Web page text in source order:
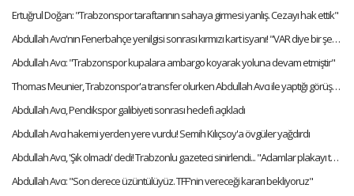
Ertuğrul Doğan: "Trabzonspor taraftarının sahaya girmesi yanlış. Cezayı hak ettik"
Abdullah Avcı'nın Fenerbahçe yenilgisi sonrası kırmızı kart isyanı! "VAR diye bir şey var artık"
Abdullah Avcı: "Trabzonspor kupalara ambargo koyarak yoluna devam etmiştir"
Thomas Meunier, Trabzonspor'a transfer olurken Abdullah Avcı ile yaptığı görüşmeyi anlattı:
Abdullah Avcı, Pendikspor galibiyeti sonrası hedefi açıkladı
Abdullah Avcı hakemi yerden yere vurdu! Semih Kılıçsoy'a övgüler yağdırdı
Abdullah Avcı, 'Şık olmadı' dedi! Trabzonlu gazeteci sinirlendi... "Adamlar plakayı taktı hocam"
Abdullah Avcı: "Son derece üzüntülüyüz. TFF'nin vereceği kararı bekliyoruz"